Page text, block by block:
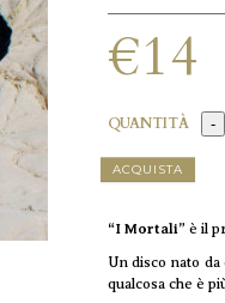
€14
QUANTITÀ
ACQUISTA
“I Mortali” è il
Un disco nato
qualcosa che è